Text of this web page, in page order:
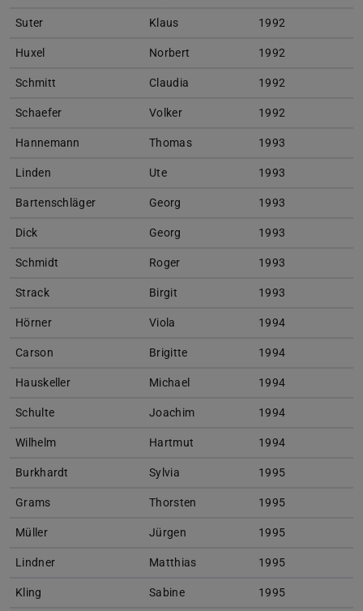
Suter Klaus 1992
Huxel Norbert 1992
Schmitt Claudia 1992
Schaefer Volker 1992
Hannemann Thomas 1993
Linden Ute 1993
Bartenschläger Georg 1993
Dick Georg 1993
Schmidt Roger 1993
Strack Birgit 1993
Hörner Viola 1994
Carson Brigitte 1994
Hauskeller Michael 1994
Schulte Joachim 1994
Wilhelm Hartmut 1994
Burkhardt Sylvia 1995
Grams Thorsten 1995
Müller Jürgen 1995
Lindner Matthias 1995
Kling Sabine 1995